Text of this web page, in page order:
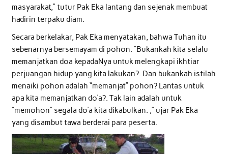
masyarakat,” tutur Pak Eka lantang dan sejenak membuat
hadirin terpaku diam.
Secara berkelakar, Pak Eka menyatakan, bahwa Tuhan itu
sebenarnya bersemayam di pohon. “Bukankah kita selalu
memanjatkan doa kepadaNya untuk melengkapi ikhtiar
perjuangan hidup yang kita lakukan?. Dan bukankah istilah
menaiki pohon adalah “memanjat” pohon? Lantas untuk
apa kita memanjatkan do’a?. Tak lain adalah untuk
“memohon” segala do’a kita dikabulkan. ,” ujar Pak Eka
yang disambut tawa berderai para peserta.